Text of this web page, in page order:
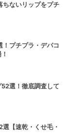
ちないリップをプチ
プチプラ・デパコ
選！徹底調査して
【速乾・くせ毛・